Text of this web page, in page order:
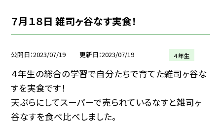
７月１８日 雑司ヶ谷なす実食！
公開日 2023/07/19 更新日 2023/07/19 ４年生
４年生の総合の学習で自分たちで育てた雑司ヶ谷な
すを実食です！
天ぷらにしてスーパーで売られているなすと雑司ヶ
谷なすを食べ比べしました。